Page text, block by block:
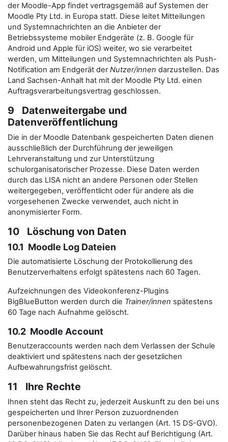
der Moodle-App findet vertragsgemäß auf Systemen der
Moodle Pty Ltd. in Europa statt. Diese leitet Mitteilungen
und Systemnachrichten an die Anbieter der
Betriebssysteme mobiler Endgeräte (z. B. Google für
Android und Apple für iOS) weiter, wo sie verarbeitet
werden, um Mitteilungen und Systemnachrichten als Push-
Notification am Endgerät derNutzer/innen darzustellen. Das
Land Sachsen-Anhalt hat mit der Moodle Pty Ltd. einen
Auftragsverarbeitungsvertrag geschlossen.
9 Datenweitergabe und
Datenveröffentlichung
Die in der Moodle Datenbank gespeicherten Daten dienen
ausschließlich der Durchführung der jeweiligen
Lehrveranstaltung und zur Unterstützung
schulorganisatorischer Prozesse. Diese Daten werden
durch das LISA nicht an andere Personen oder Stellen
weitergegeben, veröffentlicht oder für andere als die
vorgesehenen Zwecke verwendet, auch nicht in
anonymisierter Form.
10 Löschung von Daten
10.1 Moodle Log Dateien
Die automatisierte Löschung der Protokollierung des
Benutzerverhaltens erfolgt spätestens nach 60 Tagen.
Aufzeichnungen des Videokonferenz-Plugins
BigBlueButton werden durch die Trainer/innen spätestens
60 Tage nach Aufnahme gelöscht.
10.2 Moodle Account
Benutzeraccounts werden nach dem Verlassen der Schule
deaktiviert und spätestens nach der gesetzlichen
Aufbewahrungsfrist gelöscht.
11 Ihre Rechte
Ihnen steht das Recht zu, jederzeit Auskunft zu den bei uns
gespeicherten und Ihrer Person zuzuordnenden
personenbezogenen Daten zu verlangen (Art. 15 DS-GVO).
Darüber hinaus haben Sie das Recht auf Berichtigung (Art.